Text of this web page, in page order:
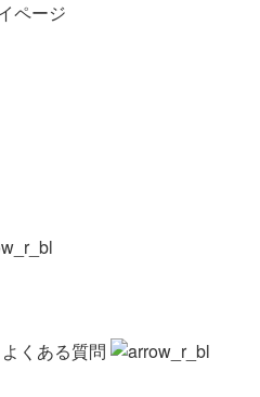
ページ
よくある質問